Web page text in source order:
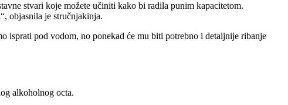
stvari koje možete učiniti kako bi radila punim kapacitetom.
, objasnila je stručnjakinja.
isprati pod vodom, no ponekad će mu biti potrebno i detaljnije ribanje
alkoholnog octa.